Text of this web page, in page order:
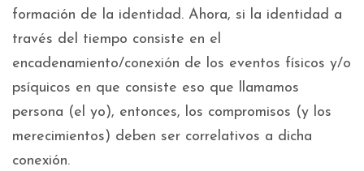
formación de la identidad. Ahora, si la identidad a
través del tiempo consiste en el
encadenamiento/conexión de los eventos físicos y/o
psíquicos en que consiste eso que llamamos
persona (el yo), entonces, los compromisos (y los
merecimientos) deben ser correlativos a dicha
conexión.